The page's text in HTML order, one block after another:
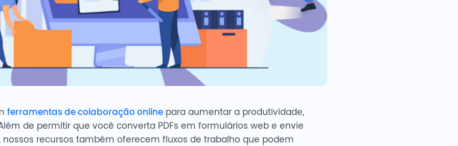
ferramentas de colaboração onlinepara aumentar a produtividade,
de permitir que você converta PDFs em formulários web e envie
nossos recursos também oferecem fluxos de trabalho que podem